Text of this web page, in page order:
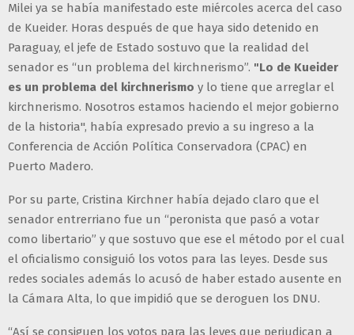
Milei ya se había manifestado este miércoles acerca del caso
de Kueider. Horas después de que haya sido detenido en
Paraguay, el jefe de Estado sostuvo que la realidad del
senador es “un problema del kirchnerismo”. "Lo de Kueider
es un problema del kirchnerismo y lo tiene que arreglar el
kirchnerismo. Nosotros estamos haciendo el mejor gobierno
de la historia", había expresado previo a su ingreso a la
Conferencia de Acción Política Conservadora (CPAC) en
Puerto Madero.
Por su parte, Cristina Kirchner había dejado claro que el
senador entrerriano fue un “peronista que pasó a votar
como libertario” y que sostuvo que ese el método por el cual
el oficialismo consiguió los votos para las leyes. Desde sus
redes sociales además lo acusó de haber estado ausente en
la Cámara Alta, lo que impidió que se deroguen los DNU.
“Así se consiguen los votos para las leyes que perjudican a